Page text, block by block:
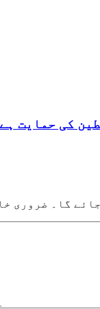
کی حمایت
گا۔ ضروری